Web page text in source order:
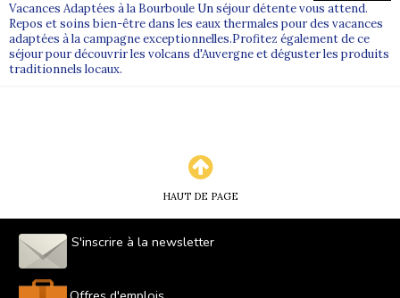
Vacances Adaptées à la Bourboule Un séjour détente vous attend.
Repos et soins bien-être dans les eaux thermales pour des vacances
adaptées à la campagne exceptionnelles.Profitez également de ce
séjour pour découvrir les volcans d'Auvergne et déguster les produits
traditionnels locaux.
HAUT DE PAGE
S'inscrire à la newsletter